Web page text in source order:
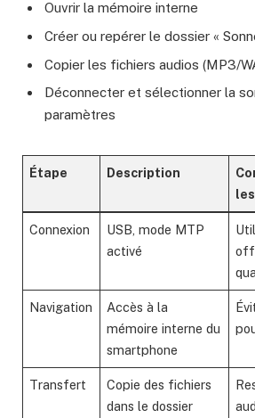
Ouvrir la mémoire interne
Créer ou repérer le dossier «
Copier les fichiers audios (MP3/
Déconnecter et sélectionner la
paramètres
Étape Description
Connexion
USB, mode MTP
activé
Navigation
Accès à la
mémoire interne du
smartphone
Transfert
Copie des fichiers
dans le dossier